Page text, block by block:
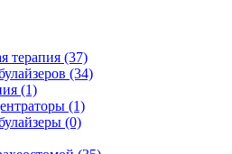
терапия (37)
(34)
(1)
(1)
(0)